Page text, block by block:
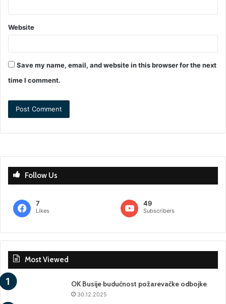
Website
Save my name, email, and website in this browser for the next
time I comment.
Follow Us
7
Likes
49
Subscribers
Most Viewed
OK Busije budućnost požarevačke odbojke
30.12.2025